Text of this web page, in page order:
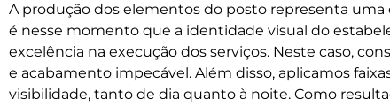
A produção dos elementos do posto representa
é nesse momento que a identidade visual do
excelência na execução dos serviços. Neste caso,
e acabamento impecável. Além disso, aplicamos
visibilidade, tanto de dia quanto à noite. Como